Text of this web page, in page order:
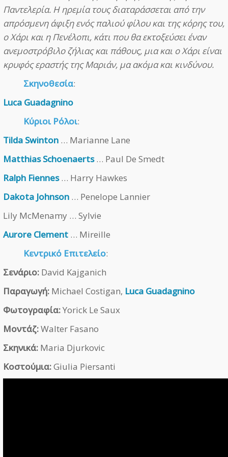
Παντελερία. Η ηρεμία τους διαταράσσεται από την
απρόσμενη άφιξη ενός παλιού φίλου και της κόρης του,
ο Χάρι και η Πενέλοπι, κάτι που θα εκτοξεύσει έναν
ανεμοστρόβιλο ζήλιας και πάθους, μια και ο Χάρι είναι
κρυφός εραστής της Μαριάν, μα ακόμα και κινδύνου.
Σκηνοθεσία:
Luca Guadagnino
Κύριοι Ρόλοι:
Tilda Swinton … Marianne Lane
Matthias Schoenaerts… Paul De Smedt
Ralph Fiennes… Harry Hawkes
Dakota Johnson … Penelope Lannier
Lily McMenamy … Sylvie
Aurore Clement … Mireille
Κεντρικό Επιτελείο:
Σενάριο: David Kajganich
Παραγωγή: Michael Costigan, Luca Guadagnino
Φωτογραφία:Yorick Le Saux
Μοντάζ:Walter Fasano
Σκηνικά: Maria Djurkovic
Κοστούμια:Giulia Piersanti